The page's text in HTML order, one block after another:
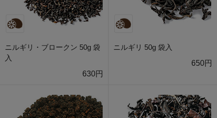
ニルギリ・ブロークン 50g 袋
入
630円
ニルギリ 50g 袋入
650円